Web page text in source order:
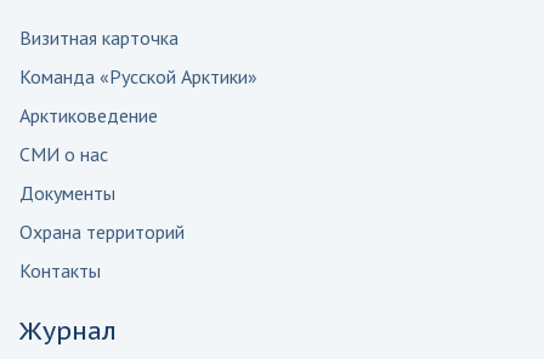
Визитная карточка
Команда «Русской Арктики»
Арктиковедение
СМИ о нас
Документы
Охрана территорий
Контакты
Журнал